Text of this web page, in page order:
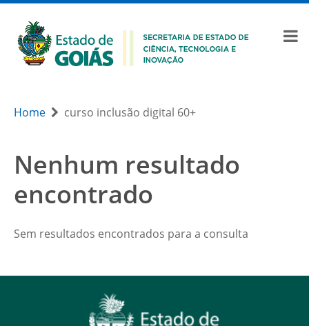
Home curso inclusão digital 60+
Nenhum resultado
encontrado
Sem resultados encontrados para a consulta